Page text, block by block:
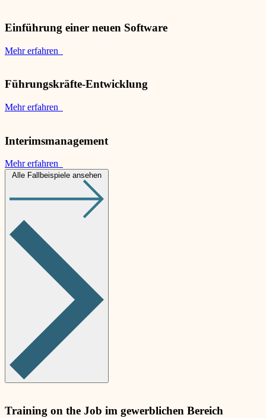
Einführung einer neuen Software
Mehr erfahren
Führungskräfte-Entwicklung
Mehr erfahren
Interimsmanagement
Mehr erfahren
Alle Fallbeispiele ansehen
Training on the Job im gewerblichen Bereich